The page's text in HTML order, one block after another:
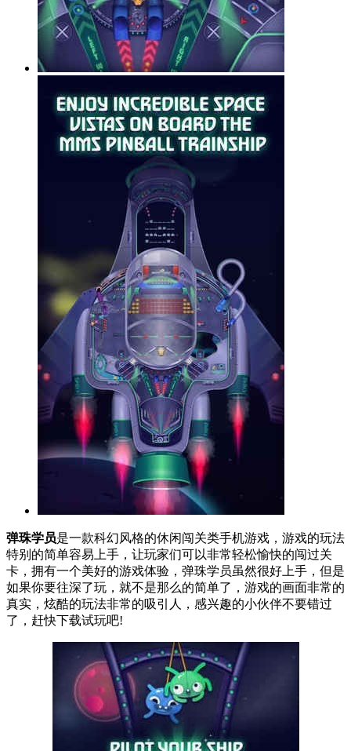
弹珠学员是一款科幻风格的休闲闯关类手机游戏，游戏的玩法
特别的简单容易上手，让玩家们可以非常轻松愉快的闯过关
卡，拥有一个美好的游戏体验，弹珠学员虽然很好上手，但是
如果你要往深了玩，就不是那么的简单了，游戏的画面非常的
真实，炫酷的玩法非常的吸引人，感兴趣的小伙伴不要错过
了，赶快下载试玩吧!